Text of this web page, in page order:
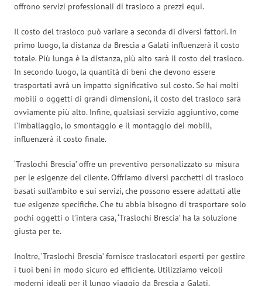
offrono servizi professionali di trasloco a prezzi equi.
Il costo del trasloco può variare a seconda di diversi fattori. In
primo luogo, la distanza da Brescia a Galati influenzerà il costo
totale. Più lunga è la distanza, più alto sarà il costo del trasloco.
In secondo luogo, la quantità di beni che devono essere
trasportati avrà un impatto significativo sul costo. Se hai molti
mobili o oggetti di grandi dimensioni, il costo del trasloco sarà
ovviamente più alto. Infine, qualsiasi servizio aggiuntivo, come
l’imballaggio, lo smontaggio e il montaggio dei mobili,
influenzerà il costo finale.
‘Traslochi Brescia’ offre un preventivo personalizzato su misura
per le esigenze del cliente. Offriamo diversi pacchetti di trasloco
basati sull’ambito e sui servizi, che possono essere adattati alle
tue esigenze specifiche. Che tu abbia bisogno di trasportare solo
pochi oggetti o l’intera casa, ‘Traslochi Brescia’ ha la soluzione
giusta per te.
Inoltre, ‘Traslochi Brescia’ fornisce traslocatori esperti per gestire
i tuoi beni in modo sicuro ed efficiente. Utilizziamo veicoli
moderni ideali per il lungo viaggio da Brescia a Galati,